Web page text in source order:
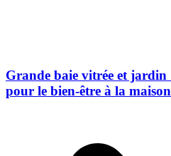
Grande baie vitrée et
pour le bien-être à la maison